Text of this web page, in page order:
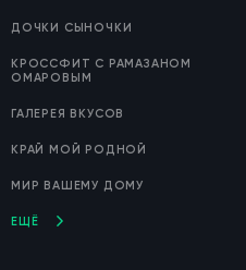
ДОЧКИ СЫНОЧКИ
КРОССФИТ С РАМАЗАНОМ
ОМАРОВЫМ
ГАЛЕРЕЯ ВКУСОВ
КРАЙ МОЙ РОДНОЙ
МИР ВАШЕМУ ДОМУ
ЕЩЁ